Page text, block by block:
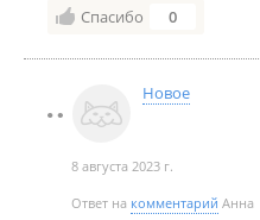
Спасибо 0
Новое
8 августа 2023 г.
Ответ на комментарий Анна